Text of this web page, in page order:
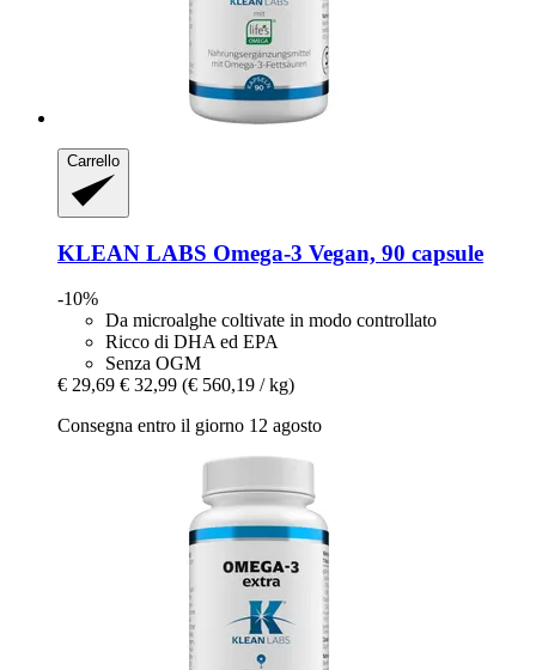
Carrello
KLEAN LABS Omega-​3 Vegan, 90 capsule
-10%
Da microalghe coltivate in modo controllato
Ricco di DHA ed EPA
Senza OGM
€ 29,69 € 32,99 (€ 560,19 / kg)
Consegna entro il giorno 12 agosto